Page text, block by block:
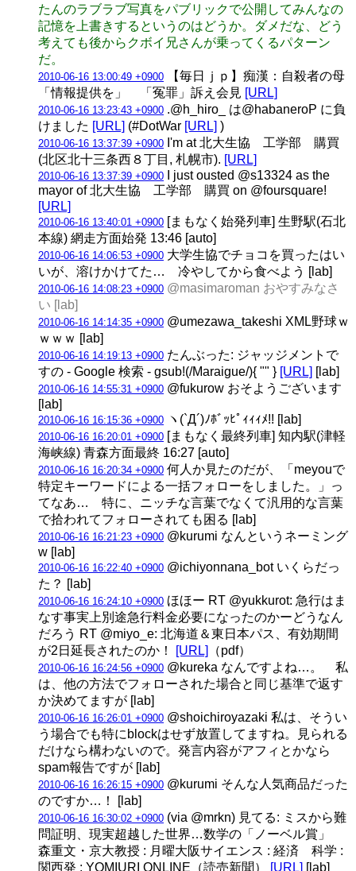
たんのラブラブ写真をパブリックで公開してみんなの
記憶を上書きするというのはどうか。ダメだな、どう
考えても後からクボイ兄さんが乗ってくるパターン
だ。
2010-06-16 13:00:49 +0900 【毎日ｊｐ】痴漢：自殺者の母
「情報提供を」 「冤罪」訴え会見 [URL]
2010-06-16 13:23:43 +0900 .@h_hiro_ は@habaneroP に負
けました [URL] (#DotWar [URL] )
2010-06-16 13:37:39 +0900 I'm at 北大生協 工学部 購買
(北区北十三条西８丁目, 札幌市). [URL]
2010-06-16 13:37:39 +0900 I just ousted @s13324 as the
mayor of 北大生協 工学部 購買 on @foursquare!
[URL]
2010-06-16 13:40:01 +0900 [まもなく始発列車] 生野駅(石北
本線) 網走方面始発 13:46 [auto]
2010-06-16 14:06:53 +0900 大学生協でチョコを買ったはい
いが、溶けかけてた… 冷やしてから食べよう [lab]
2010-06-16 14:08:23 +0900 @masimaroman おやすみなさ
い [lab]
2010-06-16 14:14:35 +0900 @umezawa_takeshi XML野球ｗ
ｗｗｗ [lab]
2010-06-16 14:19:13 +0900 たんぶった: ジャッジメントで
すの - Google 検索 - gsub!(/Maraigue/){ "" } [URL] [lab]
2010-06-16 14:55:31 +0900 @fukurow おそようございます
[lab]
2010-06-16 16:15:36 +0900 ヽ(`Д´)ﾉﾎﾞｯﾋﾟｨｨｨﾒ!! [lab]
2010-06-16 16:20:01 +0900 [まもなく最終列車] 知内駅(津軽
海峡線) 青森方面最終 16:27 [auto]
2010-06-16 16:20:34 +0900 何人か見たのだが、「meyouで
特定キーワードによる一括フォローをしました。」っ
てなあ… 特に、ニッチな言葉でなくて汎用的な言葉
で拾われてフォローされても困る [lab]
2010-06-16 16:21:23 +0900 @kurumi なんというネーミング
w [lab]
2010-06-16 16:22:40 +0900 @ichiyonnana_bot いくらだっ
た？ [lab]
2010-06-16 16:24:10 +0900 ほほー RT @yukkurot: 急行はま
なす事実上別途急行料金必要になったのかーどうなん
だろう RT @miyo_e: 北海道＆東日本パス、有効期間
が2日延長されたのか！
[URL] （pdf）
2010-06-16 16:24:56 +0900 @kureka なんですよね…。 私
は、他の方法でフォローされた場合と同じ基準で返す
か決めてますが [lab]
2010-06-16 16:26:01 +0900 @shoichiroyazaki 私は、そうい
う場合でも特にblockはせず放置してますね。見られる
だけなら構わないので。発言内容がアフィとかなら
spam報告ですが [lab]
2010-06-16 16:26:15 +0900 @kurumi そんな人気商品だった
のですか…！ [lab]
2010-06-16 16:30:02 +0900 (via @mrkn) 見てる: ミスから難
問証明、現実超越した世界…数学の「ノーベル賞」
森重文・京大教授 : 月曜大阪サイエンス : 経済 科学 :
関西発 : YOMIURI ONLINE（読売新聞）
[URL] [lab]